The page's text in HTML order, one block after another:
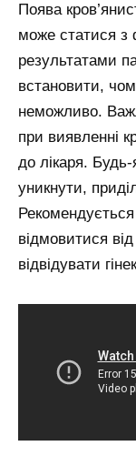
Поява
може статися з
результатами
встановити,
неможливо.
при виявленні
до лікаря.
уникнути,
відмовитися
відвідувати